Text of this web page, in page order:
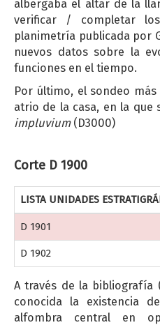
albergaba el altar de la
verificar / completar
planimetría publicada por
nuevos datos sobre la
funciones en el tiempo.
Por último, el sondeo
atrio de la casa, en la que
impluvium(D3000)
Corte D 1900
LISTA UNIDADES
D 1901
D 1902
A través de la bibliografía
conocida la existencia
alfombra central en